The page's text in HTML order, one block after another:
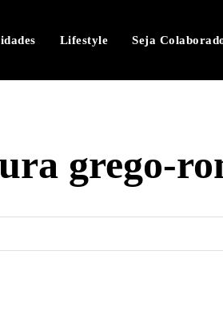
Lifestyle Seja
grego-